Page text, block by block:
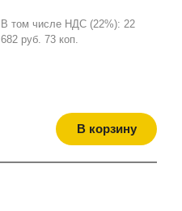
В том числе НДС (22%): 22
682 руб. 73 коп.
В корзину